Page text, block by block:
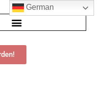
German